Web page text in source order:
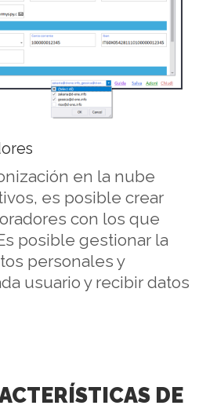
en la nube
es posible crear
con los que
posible gestionar la
personales y
usuario y recibir datos
DE